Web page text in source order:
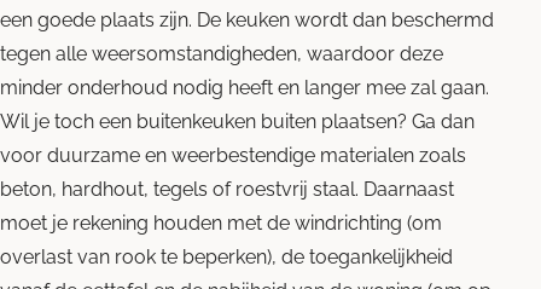
een goede plaats zijn. De keuken wordt dan beschermd
tegen alle weersomstandigheden, waardoor deze
minder onderhoud nodig heeft en langer mee zal gaan.
Wil je toch een buitenkeuken buiten plaatsen? Ga dan
voor duurzame en weerbestendige materialen zoals
beton, hardhout, tegels of roestvrij staal. Daarnaast
moet je rekening houden met de windrichting (om
overlast van rook te beperken), de toegankelijkheid